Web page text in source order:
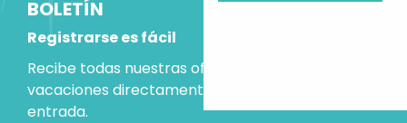
BOLETÍN
Registrarse es fácil
Recibe todas nuestras ofertas e ideas para las
vacaciones directamente en tu bandeja de
entrada.